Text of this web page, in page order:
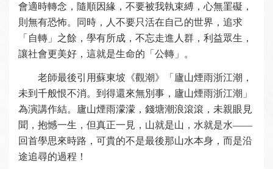
會適時轉念，隨順因緣，不要被我執束縛，心無罣礙，
則無有恐怖。同時，人不要只活在自己的世界，追求
「自轉」之餘，學有所成，不忘走進人群，利益眾生，
讓社會更美好，這就是生命的「公轉」。
老師最後引用蘇東坡《觀潮》「廬山煙雨浙江潮，
未到千般恨不消。到得還來無別事，廬山煙雨浙江潮」
為演講作結。廬山煙雨濛濛，錢塘潮浪滾滾，未親眼見
聞，抱憾一生，但真正一見，山就是山，水就是水――
回首學思來時路，可貴的不是最後那山水本身，而是沿
途追尋的過程！